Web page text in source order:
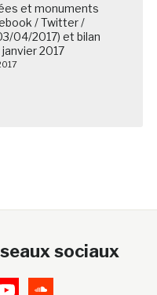
et monuments
/ Twitter /
04/2017) et bilan
2017
sociaux